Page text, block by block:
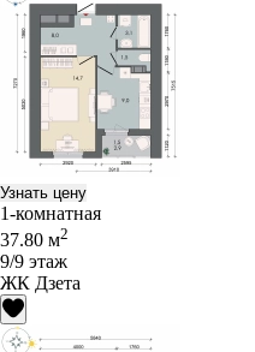
Узнать цену
1-комнатная
37.80 м2
9/9 этаж
ЖК Дзета